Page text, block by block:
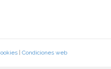
| Condiciones web